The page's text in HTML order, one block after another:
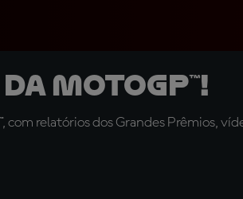
MotoGP™!
relatórios dos Grandes Prêmios,